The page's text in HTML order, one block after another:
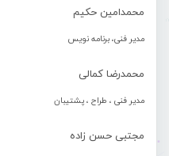
محمدامین حکیم
مدیر فنی، برنامه نویس
محمدرضا کمالی
مدیر فنی ، طراح ، پشتیبان
مجتبی حسن زاده